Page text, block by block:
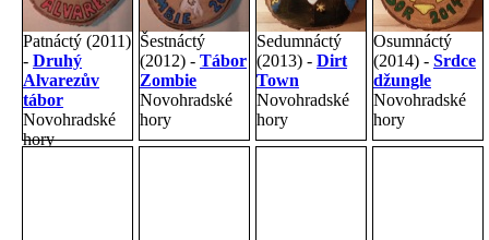
Patnáctý (2011)
- Druhý
Alvarezův
tábor
Novohradské
hory
Šestnáctý
(2012) - Tábor
Zombie
Novohradské
hory
Sedumnáctý
(2013) - Dirt
Town
Novohradské
hory
Osumnáctý
(2014) - Srdce
džungle
Novohradské
hory